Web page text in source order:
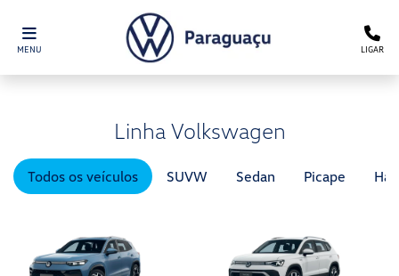
MENU LIGAR
Linha Volkswagen
Todos os veículos SUVW Sedan Picape